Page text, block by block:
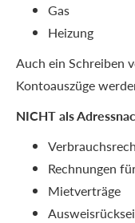
Gas
Heizung
Auch ein Schreiben
Kontoauszüge
NICHT als
Rechnungen
Mietverträge